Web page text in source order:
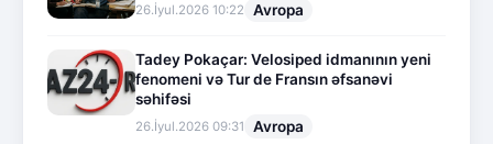
26.İyul.2026 10:22 Avropa
Tadey Pokaçar: Velosiped idmanının yeni
fenomeni və Tur de Fransın əfsanəvi
səhifəsi
26.İyul.2026 09:31 Avropa